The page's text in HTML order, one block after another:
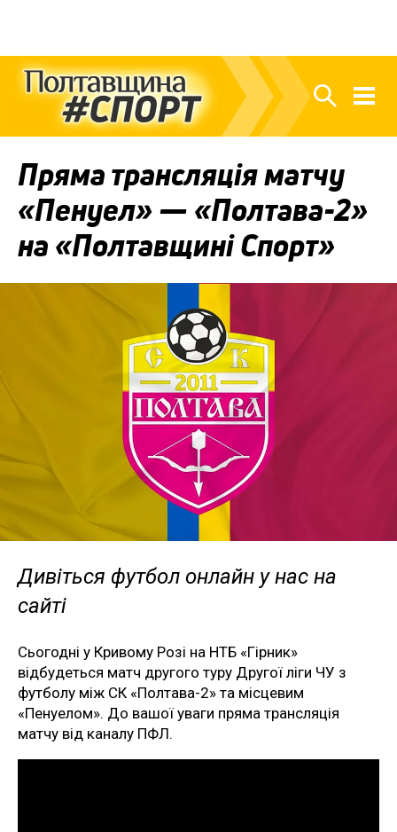
Пряма трансляція матчу
«Пенуел» — «Полтава-2»
на «Полтавщині Спорт»
Дивіться футбол онлайн у нас на
сайті
Сьогодні у Кривому Розі на НТБ «Гірник»
відбудеться матч другого туру Другої ліги ЧУ з
футболу між СК «Полтава-2» та місцевим
«Пенуелом». До вашої уваги пряма трансляція
матчу від каналу ПФЛ.